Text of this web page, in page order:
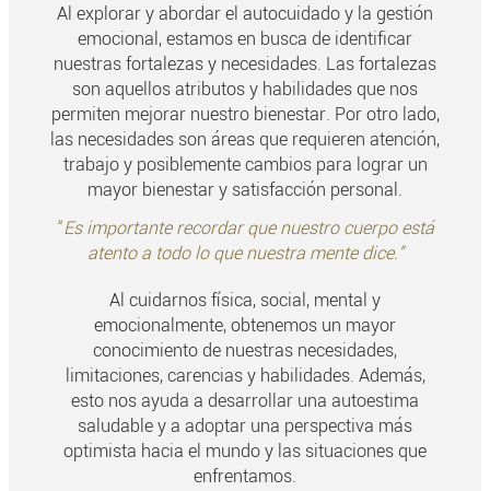
Al explorar y abordar el autocuidado y la gestión
emocional, estamos en busca de identificar
nuestras fortalezas y necesidades. Las fortalezas
son aquellos atributos y habilidades que nos
permiten mejorar nuestro bienestar. Por otro lado,
las necesidades son áreas que requieren atención,
trabajo y posiblemente cambios para lograr un
mayor bienestar y satisfacción personal.
“Es importante recordar que nuestro cuerpo está
atento a todo lo que nuestra mente dice.”
Al cuidarnos física, social, mental y
emocionalmente, obtenemos un mayor
conocimiento de nuestras necesidades,
limitaciones, carencias y habilidades. Además,
esto nos ayuda a desarrollar una autoestima
saludable y a adoptar una perspectiva más
optimista hacia el mundo y las situaciones que
enfrentamos.